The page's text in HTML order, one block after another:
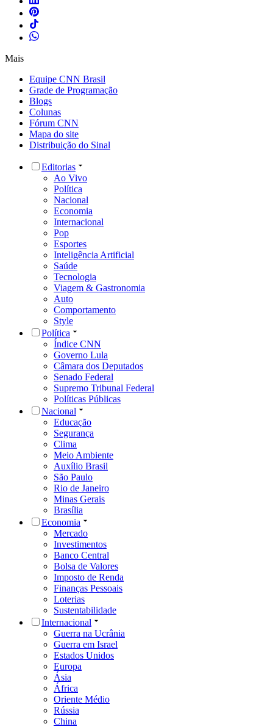
Mais
Equipe CNN Brasil
Grade de Programação
Blogs
Colunas
Fórum CNN
Mapa do site
Distribuição do Sinal
Editorias
Ao Vivo
Política
Nacional
Economia
Internacional
Pop
Esportes
Inteligência Artificial
Saúde
Tecnologia
Viagem & Gastronomia
Auto
Comportamento
Style
Política
Índice CNN
Governo Lula
Câmara dos Deputados
Senado Federal
Supremo Tribunal Federal
Políticas Públicas
Nacional
Educação
Segurança
Clima
Meio Ambiente
Auxílio Brasil
São Paulo
Rio de Janeiro
Minas Gerais
Brasília
Economia
Mercado
Investimentos
Banco Central
Bolsa de Valores
Imposto de Renda
Finanças Pessoais
Loterias
Sustentabilidade
Internacional
Guerra na Ucrânia
Guerra em Israel
Estados Unidos
Europa
Ásia
África
Oriente Médio
Rússia
China